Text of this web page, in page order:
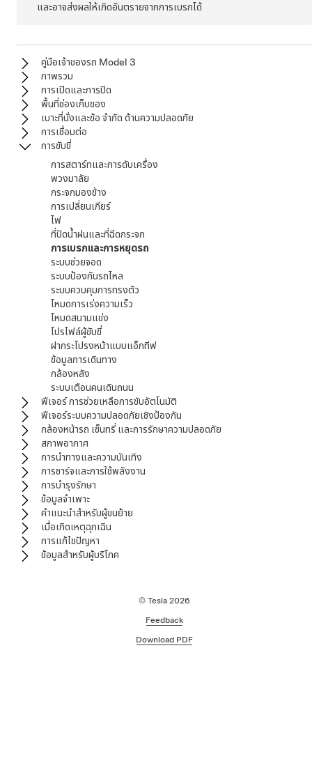
และอาจส่งผลให้เกิดอันตรายจากการเบรกได้
คู่มือเจ้าของรถ Model 3
ภาพรวม
การเปิดและการปิด
พื้นที่ช่องเก็บของ
เบาะที่นั่งและข้อ จำกัด ด้านความปลอดภัย
การเชื่อมต่อ
การขับขี่
การสตาร์ทและการดับเครื่อง
พวงมาลัย
กระจกมองข้าง
การเปลี่ยนเกียร์
ไฟ
ที่ปัดน้ำฝนและที่ฉีดกระจก
การเบรกและการหยุดรถ
ระบบช่วยจอด
ระบบป้องกันรถไหล
ระบบควบคุมการทรงตัว
โหมดการเร่งความเร็ว
โหมดสนามแข่ง
โปรไฟล์ผู้ขับขี่
ฝากระโปรงหน้าแบบแอ็กทีฟ
ข้อมูลการเดินทาง
กล้องหลัง
ระบบเตือนคนเดินถนน
ฟีเจอร์ การช่วยเหลือการขับอัตโนมัติ
ฟีเจอร์ระบบความปลอดภัยเชิงป้องกัน
กล้องหน้ารถ เซ็นทรี่ และการรักษาความปลอดภัย
สภาพอากาศ
การนำทางและความบันเทิง
การชาร์จและการใช้พลังงาน
การบำรุงรักษา
ข้อมูลจำเพาะ
คำแนะนำสำหรับผู้ขนย้าย
เมื่อเกิดเหตุฉุกเฉิน
การแก้ไขปัญหา
ข้อมูลสำหรับผู้บริโภค
© Tesla 2026
Feedback
Download PDF